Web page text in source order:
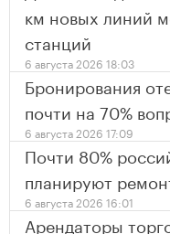
км новых линий
станций
6 августа 2026 18:03
Бронирования
почти на 70%
6 августа 2026 17:09
Почти 80%
планируют
6 августа 2026 16:01
Арендаторы